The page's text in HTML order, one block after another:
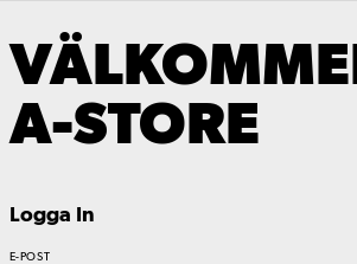
A-STORE
Logga In
E-POST